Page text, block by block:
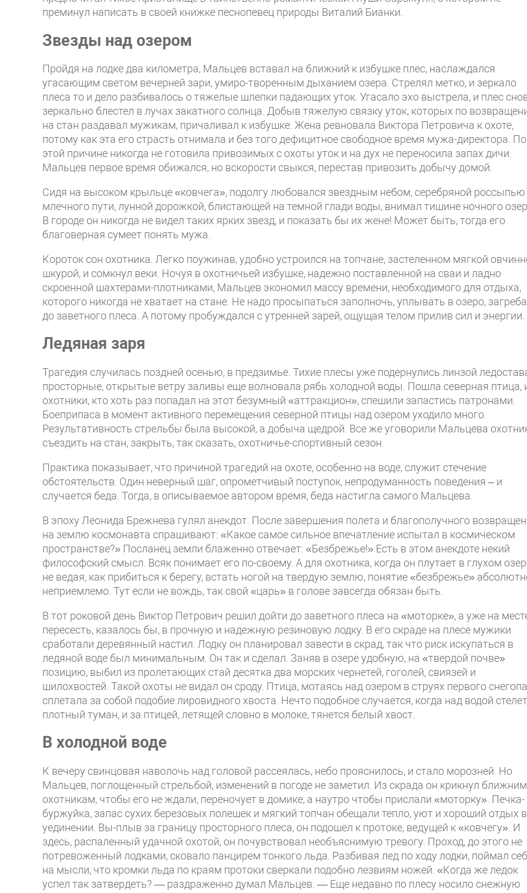
преминул написать в своей книжке песнопевец природы Виталий Бианки.
Звезды над озером
Пройдя на лодке два километра, Мальцев вставал на ближний к избушке плес, наслаждался
угасающим светом вечерней зари, умиро-творенным дыханием озера. Стрелял метко, и зеркало
плеса то и дело разбивалось о тяжелые шлепки падающих уток. Угасало эхо выстрела, и плес
зеркально блестел в лучах закатного солнца. Добыв тяжелую связку уток, которых по
на стан раздавал мужикам, причаливал к избушке. Жена ревновала Виктора Петровича к охоте,
потому как эта его страсть отнимала и без того дефицитное свободное время мужа-директора. По
этой причине никогда не готовила привозимых с охоты уток и на дух не переносила запах дичи.
Мальцев первое время обижался, но вскорости свыкся, перестав привозить добычу домой.
Сидя на высоком крыльце «ковчега», подолгу любовался звездным небом, серебряной россыпью
млечного пути, лунной дорожкой, блистающей на темной глади воды, внимал тишине ночного
В городе он никогда не видел таких ярких звезд, и показать бы их жене! Может быть, тогда его
благоверная сумеет понять мужа.
Короток сон охотника. Легко поужинав, удобно устроился на топчане, застеленном мягкой
шкурой, и сомкнул веки. Ночуя в охотничьей избушке, надежно поставленной на сваи и ладно
скроенной шахтерами-плотниками, Мальцев экономил массу времени, необходимого для отдыха,
которого никогда не хватает на стане. Не надо просыпаться заполночь, уплывать в озеро,
до заветного плеса. А потому пробуждался с утренней зарей, ощущая телом прилив сил и энергии.
Ледяная заря
Трагедия случилась поздней осенью, в предзимье. Тихие плесы уже подернулись линзой
просторные, открытые ветру заливы еще волновала рябь холодной воды. Пошла северная птица,
охотники, кто хоть раз попадал на этот безумный «аттракцион», спешили запастись патронами.
Боеприпаса в момент активного перемещения северной птицы над озером уходило много.
Результативность стрельбы была высокой, а добыча щедрой. Все же уговорили Мальцева
съездить на стан, закрыть, так сказать, охотничье-спортивный сезон.
Практика показывает, что причиной трагедий на охоте, особенно на воде, служит стечение
обстоятельств. Один неверный шаг, опрометчивый поступок, непродуманность поведения – и
случается беда. Тогда, в описываемое автором время, беда настигла самого Мальцева.
В эпоху Леонида Брежнева гулял анекдот. После завершения полета и благополучного
на землю космонавта спрашивают: «Какое самое сильное впечатление испытал в космическом
пространстве?» Посланец земли блаженно отвечает: «Безбрежье!» Есть в этом анекдоте некий
философский смысл. Всяк понимает его по-своему. А для охотника, когда он плутает в глухом
не ведая, как прибиться к берегу, встать ногой на твердую землю, понятие «безбрежье»
неприемлемо. Тут если не вождь, так свой «царь» в голове завсегда обязан быть.
В тот роковой день Виктор Петрович решил дойти до заветного плеса на «моторке», а уже на
пересесть, казалось бы, в прочную и надежную резиновую лодку. В его скраде на плесе мужики
сработали деревянный настил. Лодку он планировал завести в скрад, так что риск искупаться в
ледяной воде был минимальным. Он так и сделал. Заняв в озере удобную, на «твердой почве»
позицию, выбил из пролетающих стай десятка два морских чернетей, гоголей, свиязей и
шилохвостей. Такой охоты не видал он сроду. Птица, мотаясь над озером в струях первого
сплетала за собой подобие лировидного хвоста. Нечто подобное случается, когда над водой
плотный туман, и за птицей, летящей словно в молоке, тянется белый хвост.
В холодной воде
К вечеру свинцовая наволочь над головой рассеялась, небо прояснилось, и стало морозней. Но
Мальцев, поглощенный стрельбой, изменений в погоде не заметил. Из скрада он крикнул ближним
охотникам, чтобы его не ждали, переночует в домике, а наутро чтобы прислали «моторку». Печка-
буржуйка, запас сухих березовых полешек и мягкий топчан обещали тепло, уют и хороший отдых в
уединении. Вы-плыв за границу просторного плеса, он подошел к протоке, ведущей к «ковчегу». И
здесь, распаленный удачной охотой, он почувствовал необъяснимую тревогу. Проход, до этого не
потревоженный лодками, сковало панцирем тонкого льда. Разбивая лед по ходу лодки, поймал
на мысли, что кромки льда по краям протоки сверкали подобно лезвиям ножей. «Когда же ледок
успел так затвердеть? — раздраженно думал Мальцев. — Еще недавно по плесу носило снежную